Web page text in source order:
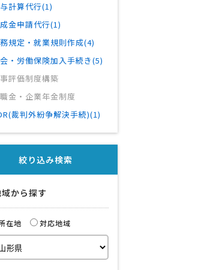
計算代行(1)
金申請代行(1)
規定・就業規則作成(4)
・労働保険加入手続き(5)
評価制度構築
金・企業年金制度
裁判外紛争解決手続)(1)
絞り込み検索
から探す
在地 対応地域